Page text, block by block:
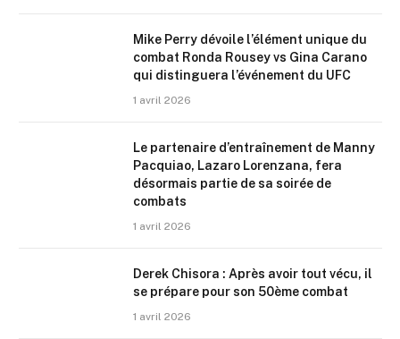
Mike Perry dévoile l’élément unique du
combat Ronda Rousey vs Gina Carano
qui distinguera l’événement du UFC
1 avril 2026
Le partenaire d’entraînement de Manny
Pacquiao, Lazaro Lorenzana, fera
désormais partie de sa soirée de
combats
1 avril 2026
Derek Chisora : Après avoir tout vécu, il
se prépare pour son 50ème combat
1 avril 2026